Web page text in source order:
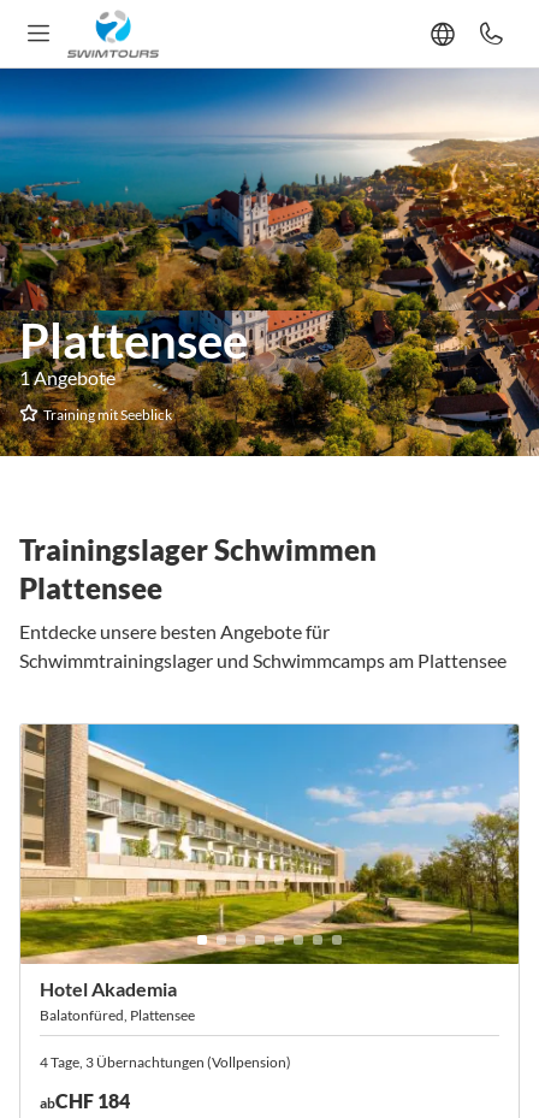
Plattensee
1 Angebote
Training mit Seeblick
Trainingslager Schwimmen
Plattensee
Entdecke unsere besten Angebote für
Schwimmtrainingslager und Schwimmcamps am Plattensee
Hotel Akademia
Balatonfüred, Plattensee
4 Tage, 3 Übernachtungen (Vollpension)
abCHF 184